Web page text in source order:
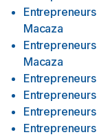
Macaza
Macaza